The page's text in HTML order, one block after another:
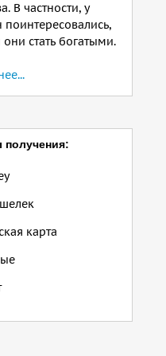
В частности, у
поинтересовались,
они стать богатыми.
карта